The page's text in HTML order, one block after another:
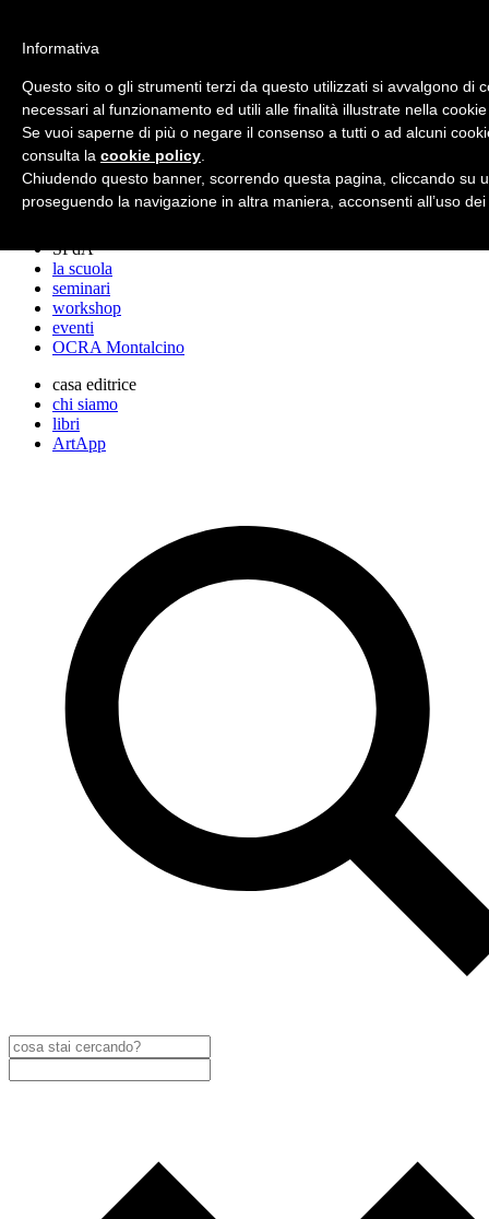
archos
lo studio
progetti
lectures
stampa
SPdA
la scuola
seminari
workshop
eventi
OCRA Montalcino
casa editrice
chi siamo
libri
ArtApp
Informativa
Questo sito o gli strumenti terzi da questo utilizzati si avvalgono di
necessari al funzionamento ed utili alle finalità illustrate nella
Se vuoi saperne di più o negare il consenso a tutti o ad alcuni
consulta la cookie policy
Chiudendo questo banner, scorrendo questa pagina, cliccando su
proseguendo la navigazione in altra maniera, acconsenti all’uso